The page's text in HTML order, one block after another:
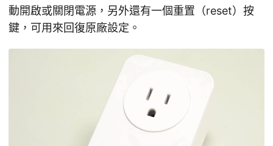
動開啟或關閉電源，另外還有一個重置（reset）按
鍵，可用來回復原廠設定。